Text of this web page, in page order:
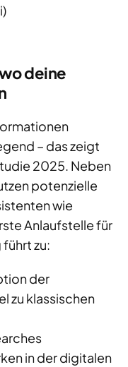
deine
– das zeigt
2025. Neben
potenzielle
wie
Anlaufstelle für
zu:
der
zu klassischen
in der digitalen